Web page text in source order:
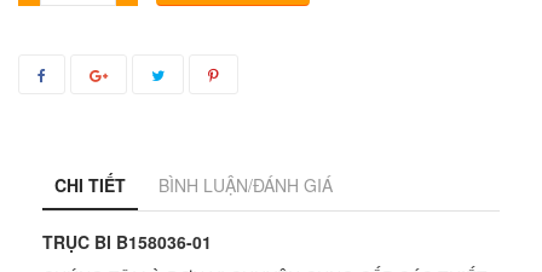
CHI TIẾT BÌNH LUẬN/ĐÁNH GIÁ
TRỤC BI B158036-01